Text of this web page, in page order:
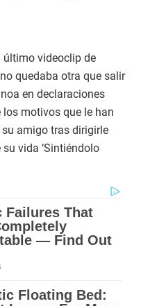
último videoclip de
quedaba otra que salir
en declaraciones
motivos que le han
amigo tras dirigirle
vida ‘Sintiéndolo